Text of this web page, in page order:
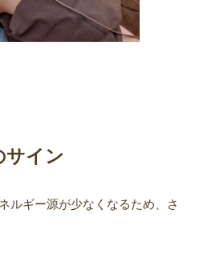
サイン
ルギー源が少なくなるため、さ